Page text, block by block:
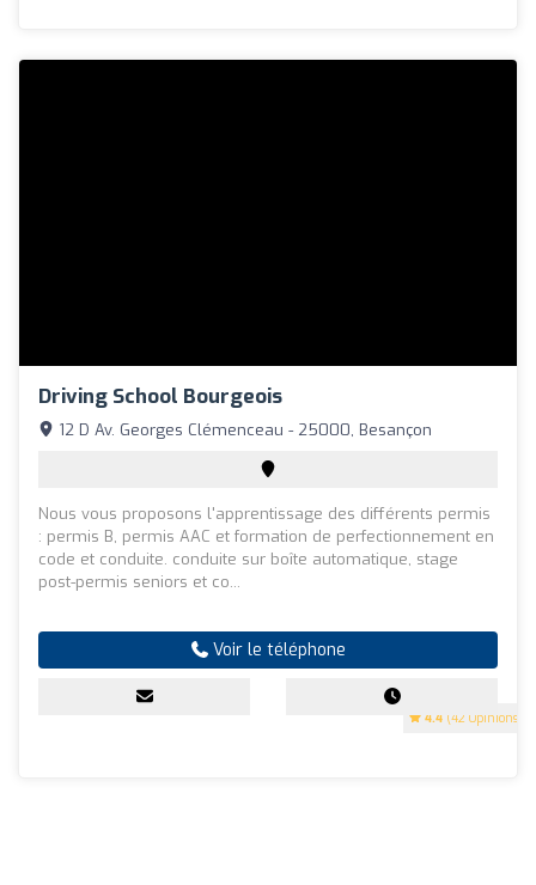
Driving School Bourgeois
4.4 (42 Opinions)
12 D Av. Georges Clémenceau - 25000, Besançon
Nous vous proposons l'apprentissage des différents permis
: permis B, permis AAC et formation de perfectionnement en
code et conduite. conduite sur boîte automatique, stage
post-permis seniors et co...
Voir le téléphone